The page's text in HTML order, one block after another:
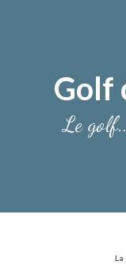
Golf
Le
La